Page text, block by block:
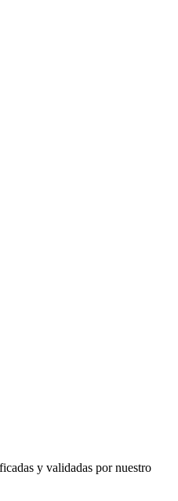
y validadas por nuestro